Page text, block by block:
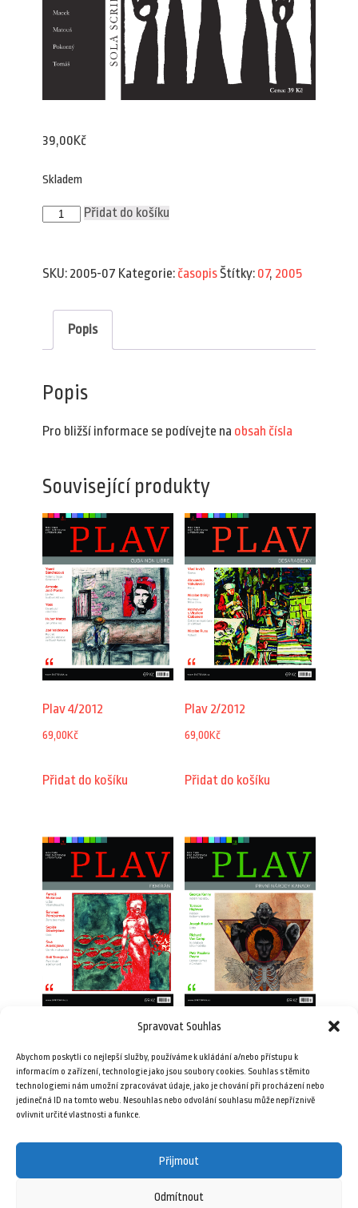
Spravovat Souhlas
Abychom poskytli co nejlepší služby, používáme k ukládání a/nebo přístupu k
informacím o zařízení, technologie jako jsou soubory cookies. Souhlas s těmito
technologiemi nám umožní zpracovávat údaje, jako je chování při procházení nebo
jedinečná ID na tomto webu. Nesouhlas nebo odvolání souhlasu může nepříznivě
ovlivnit určité vlastnosti a funkce.
Přijmout
Odmítnout
39,00Kč
Skladem
Plav
7/2005
Přidat do košíku
SKU: 2005-07 Kategorie: časopisŠtítky: 07, 2005
Popis
Popis
Pro bližší informace se podívejte na obsah čísla
Související produkty
Plav 4/2012
69,00Kč
Přidat do košíku
Plav 2/2012
69,00Kč
Přidat do košíku
69,00Kč
Přidat do košíku
69,00Kč
Přidat do košíku